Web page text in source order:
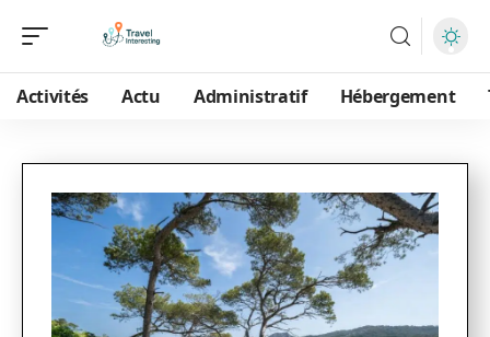
Activités Actu Administratif Hébergement